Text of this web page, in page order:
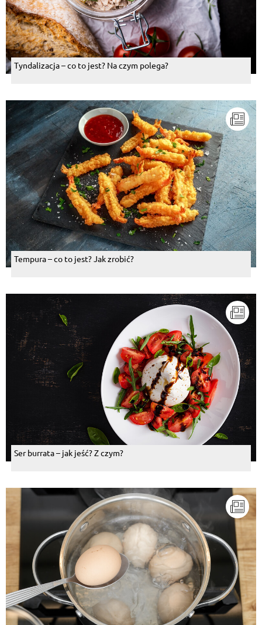
Tyndalizacja – co to jest? Na czym polega?
Tempura – co to jest? Jak zrobić?
Ser burrata – jak jeść? Z czym?